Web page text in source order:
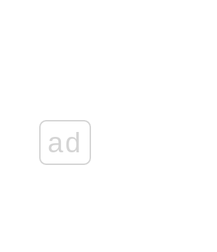
ad